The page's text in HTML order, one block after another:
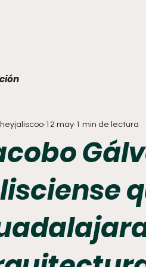
heyjaliscoo 12 may 1 min de lectura